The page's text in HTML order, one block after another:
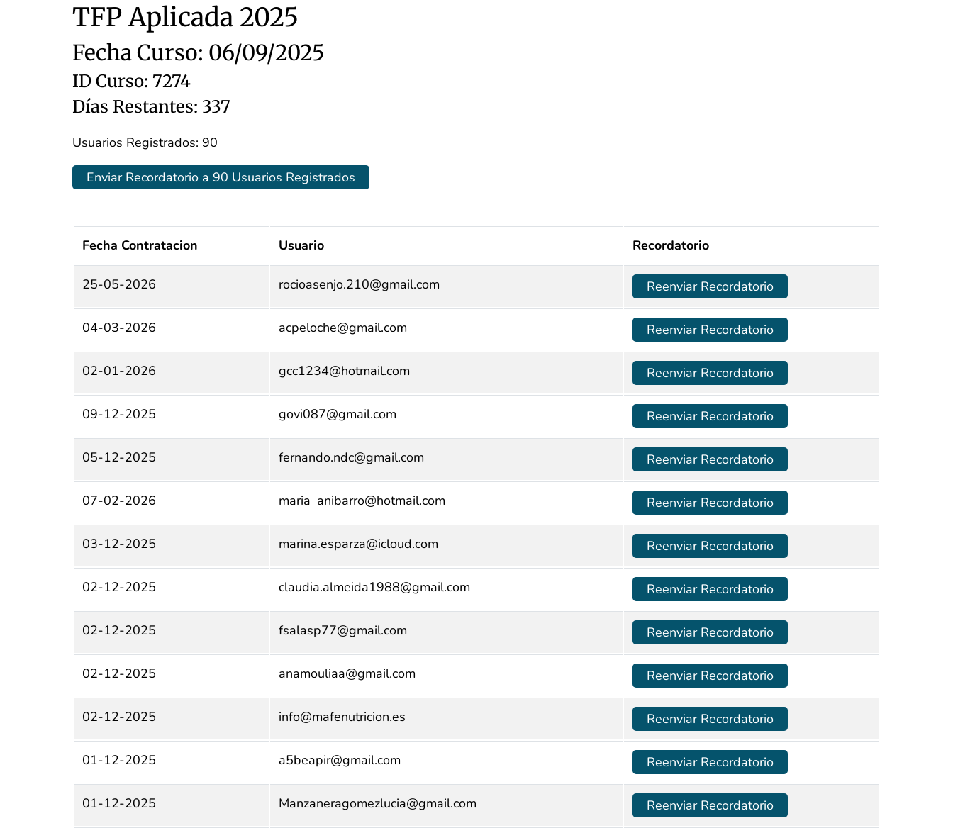
TFP Aplicada 2025
Fecha Curso: 06/09/2025
ID Curso: 7274
Días Restantes: 337
Usuarios Registrados: 90
Enviar Recordatorio a 90 Usuarios Registrados
Fecha Contratacion Usuario Recordatorio
25-05-2026 rocioasenjo.210@gmail.com Reenviar Recordatorio
04-03-2026 acpeloche@gmail.com Reenviar Recordatorio
02-01-2026 gcc1234@hotmail.com Reenviar Recordatorio
09-12-2025 govi087@gmail.com Reenviar Recordatorio
05-12-2025 fernando.ndc@gmail.com Reenviar Recordatorio
07-02-2026 maria_anibarro@hotmail.com Reenviar Recordatorio
03-12-2025 marina.esparza@icloud.com Reenviar Recordatorio
02-12-2025 claudia.almeida1988@gmail.com Reenviar Recordatorio
02-12-2025 fsalasp77@gmail.com Reenviar Recordatorio
02-12-2025 anamouliaa@gmail.com Reenviar Recordatorio
02-12-2025 info@mafenutricion.es Reenviar Recordatorio
01-12-2025 a5beapir@gmail.com Reenviar Recordatorio
01-12-2025 Manzaneragomezlucia@gmail.com Reenviar Recordatorio